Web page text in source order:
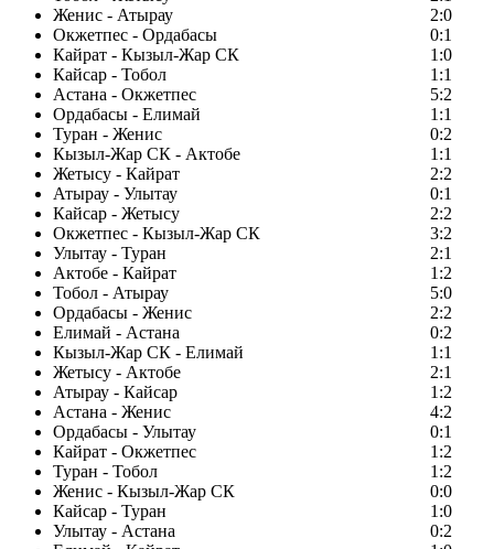
Женис - Атырау
2:0
Окжетпес - Ордабасы
0:1
Кайрат - Кызыл-Жар СК
1:0
Кайсар - Тобол
1:1
Астана - Окжетпес
5:2
Ордабасы - Елимай
1:1
Туран - Женис
0:2
Кызыл-Жар СК - Актобе
1:1
Жетысу - Кайрат
2:2
Атырау - Улытау
0:1
Кайсар - Жетысу
2:2
Окжетпес - Кызыл-Жар СК
3:2
Улытау - Туран
2:1
Актобе - Кайрат
1:2
Тобол - Атырау
5:0
Ордабасы - Женис
2:2
Елимай - Астана
0:2
Кызыл-Жар СК - Елимай
1:1
Жетысу - Актобе
2:1
Атырау - Кайсар
1:2
Астана - Женис
4:2
Ордабасы - Улытау
0:1
Кайрат - Окжетпес
1:2
Туран - Тобол
1:2
Женис - Кызыл-Жар СК
0:0
Кайсар - Туран
1:0
Улытау - Астана
0:2